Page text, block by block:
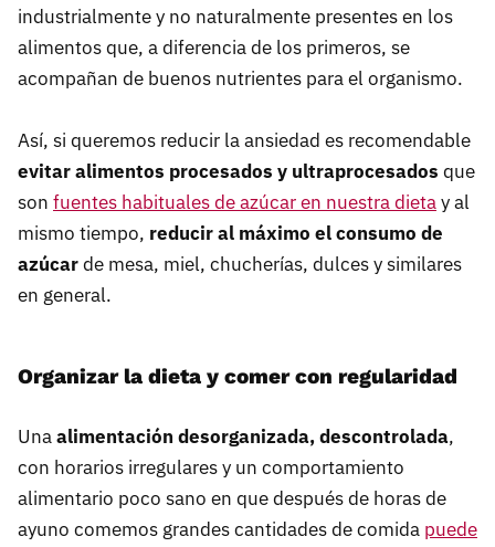
industrialmente y no naturalmente presentes en los
alimentos que, a diferencia de los primeros, se
acompañan de buenos nutrientes para el organismo.
Así, si queremos reducir la ansiedad es recomendable
evitar alimentos procesados y ultraprocesados que
son fuentes habituales de azúcar en nuestra dietay al
mismo tiempo, reducir al máximo el consumo de
azúcarde mesa, miel, chucherías, dulces y similares
en general.
Organizar la dieta y comer con regularidad
Unaalimentación desorganizada, descontrolada,
con horarios irregulares y un comportamiento
alimentario poco sano en que después de horas de
ayuno comemos grandes cantidades de comida puede